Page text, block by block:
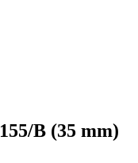
B (35 mm)